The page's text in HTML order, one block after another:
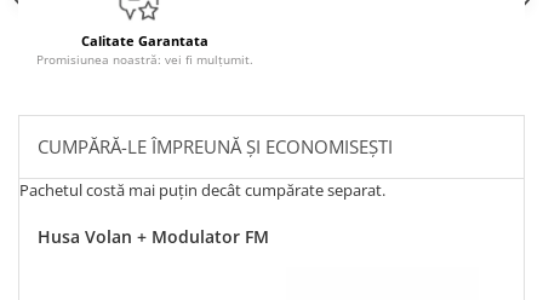
Calitate Garantata
Promisiunea noastră: vei fi mulțumit.
CUMPĂRĂ-LE ÎMPREUNĂ ȘI ECONOMISEȘTI
Pachetul costă mai puțin decât cumpărate separat.
Husa Volan + Modulator FM